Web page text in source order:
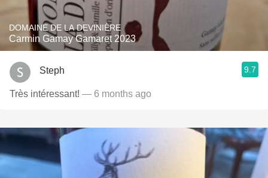
DOMAINE DE LA DEVINIÈRE
Carmin Gamay Gamaret 2023
Steph 9.7
Très intéressant! — 6 months ago